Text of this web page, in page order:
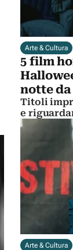
Arte & Cultura
5 film
notte
Titoli
e
streghe
Arte & Cultura